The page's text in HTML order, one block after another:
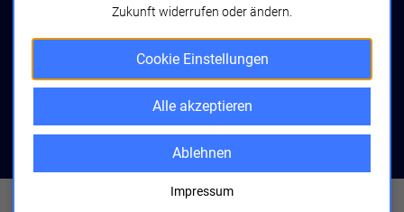
Seyfferstraße 34
Zukunft widerrufen oder ändern.
Cookie Einstellungen
Alle akzeptieren
Ablehnen
Impressum